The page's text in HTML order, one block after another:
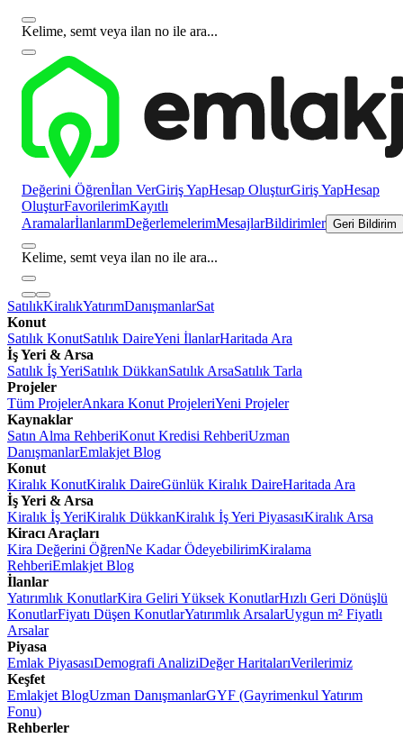
Kelime, semt veya ilan no ile ara...
Değerini Öğrenİlan VerGiriş YapHesap OluşturGiriş YapHesap
OluşturFavorilerimKayıtlı
AramalarİlanlarımDeğerlemelerimMesajlarBildirimler Geri Bildirim
Kelime, semt veya ilan no ile ara...
SatılıkKiralıkYatırımDanışmanlarSat
Konut
Satılık KonutSatılık DaireYeni İlanlarHaritada Ara
İş Yeri & Arsa
Satılık İş YeriSatılık DükkanSatılık ArsaSatılık Tarla
Projeler
Tüm ProjelerAnkara Konut ProjeleriYeni Projeler
Kaynaklar
Satın Alma RehberiKonut Kredisi RehberiUzman
DanışmanlarEmlakjet Blog
Konut
Kiralık KonutKiralık DaireGünlük Kiralık DaireHaritada Ara
İş Yeri & Arsa
Kiralık İş YeriKiralık DükkanKiralık İş Yeri PiyasasıKiralık Arsa
Kiracı Araçları
Kira Değerini ÖğrenNe Kadar ÖdeyebilirimKiralama
RehberiEmlakjet Blog
İlanlar
Yatırımlık KonutlarKira Geliri Yüksek KonutlarHızlı Geri Dönüşlü
KonutlarFiyatı Düşen KonutlarYatırımlık ArsalarUygun m² Fiyatlı
Arsalar
Piyasa
Emlak PiyasasıDemografi AnaliziDeğer HaritalarıVerilerimiz
Keşfet
Emlakjet BlogUzman DanışmanlarGYF (Gayrimenkul Yatırım
Fonu)
Rehberler